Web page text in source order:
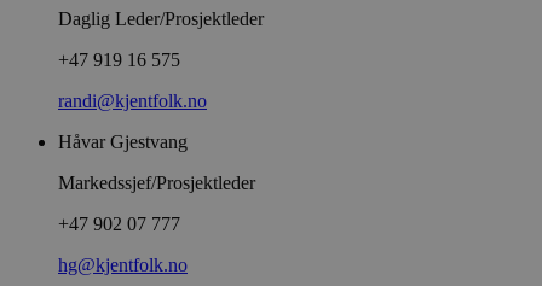
Daglig Leder/Prosjektleder
+47 919 16 575
randi@kjentfolk.no
Håvar Gjestvang
Markedssjef/Prosjektleder
+47 902 07 777
hg@kjentfolk.no